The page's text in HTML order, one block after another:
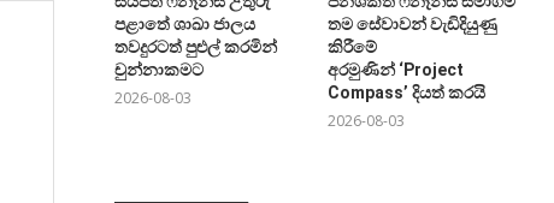
පළාතේ ශාඛා ජාලය
තවදුරටත් පුළුල් කරමින්
චුන්නාකමට
2026-08-03
තම සේවාවන් වැඩිදියුණු
කිරීමේ
අරමුණින් ‘Project
Compass’ දියත් කරයි
2026-08-03